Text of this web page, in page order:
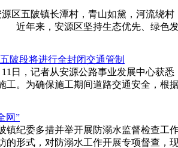
五陂镇长潭村，青山如黛，河流绕村
年来，安源区坚持生态优先、绿色发
陂段将进行全封闭交通管制
日，记者从安源公路事业发展中心获
工。为确保施工期间道路交通安全，根
网”
镇纪委多措并举开展防溺水监督检查
的形式，对防溺水工作开展专项督查，